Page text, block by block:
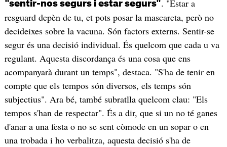
"sentir-nos segurs i estar segurs". "Estar a
resguard depèn de tu, et pots posar la mascareta, però no
decideixes sobre la vacuna. Són factors externs. Sentir-se
segur és una decisió individual. És quelcom que cada u va
regulant. Aquesta discordança és una cosa que ens
acompanyarà durant un temps", destaca. "S'ha de tenir en
compte que els tempos són diversos, els temps són
subjectius". Ara bé, també subratlla quelcom clau: "Els
tempos s'han de respectar". És a dir, que si un no té ganes
d'anar a una festa o no se sent còmode en un sopar o en
una trobada i ho verbalitza, aquesta decisió s'ha de